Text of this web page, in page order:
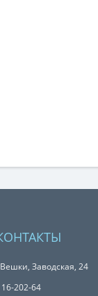
Заводская, 24
202-64